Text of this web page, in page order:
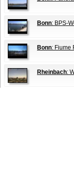
Bonn: BPS-
Bonn: Fiume
Rheinbach: